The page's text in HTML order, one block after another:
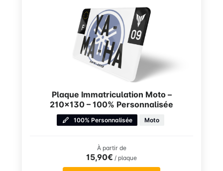
Plaque Immatriculation Moto –
210×130 – 100% Personnalisée
100% Personnalisée Moto
À partir de
15,90€ / plaque